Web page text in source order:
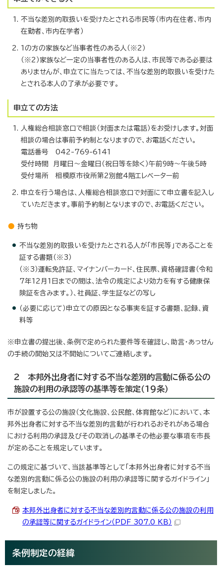
不当な差別的取扱いを受けたとされる市民等（市内在住者、市内
在勤者、市内在学者）
1の方の家族など当事者性のある人（※2）
（※2）家族など一定の当事者性のある人は、市民等である必要は
ありませんが、申立てに当たっては、不当な差別的取扱いを受けた
とされる本人の了承が必要です。
申立ての方法
人権総合相談窓口で相談（対面または電話）をお受けします。対面
相談の場合は事前予約制となりますので、お電話ください。
電話番号 042-769-6141
受付時間 月曜日〜金曜日（祝日等を除く）午前9時〜午後5時
受付場所 相模原市役所第2別館4階エレベーター前
申立を行う場合は、人権総合相談窓口で対面にて申立書を記入し
ていただきます。事前予約制となりますので、お電話ください。
持ち物
不当な差別的取扱いを受けたとされる人が「市民等」であることを
証する書類（※3）
（※3）運転免許証、マイナンバーカード、住民票、資格確認書（令和
7年12月1日までの間は、法令の規定により効力を有する健康保
険証を含みます。）、社員証、学生証などの写し
（必要に応じて）申立ての原因となる事実を証する書類、記録、資
料等
※申立書の提出後、条例で定められた要件等を確認し、助言・あっせん
の手続の開始又は不開始についてご連絡します。
2 本邦外出身者に対する不当な差別的言動に係る公の
施設の利用の承認等の基準等を策定（19条）
市が設置する公の施設（文化施設、公民館、体育館など）において、本
邦外出身者に対する不当な差別的言動が行われるおそれがある場合
における利用の承認及びその取消しの基準その他必要な事項を市長
が定めることを規定しています。
この規定に基づいて、当該基準等として「本邦外出身者に対する不当
な差別的言動に係る公の施設の利用の承認等に関するガイドライン」
を制定しました。
本邦外出身者に対する不当な差別的言動に係る公の施設の利用
の承認等に関するガイドライン（PDF 307.0 KB）
条例制定の経緯